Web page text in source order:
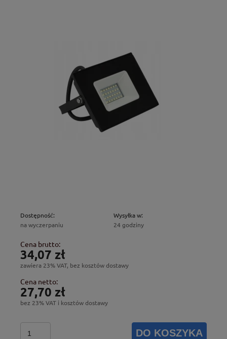
Dostępność:
na wyczerpaniu
Wysyłka w:
24 godziny
Cena brutto:
34,07 zł
zawiera 23% VAT, bez kosztów dostawy
Cena netto:
27,70 zł
bez 23% VAT i kosztów dostawy
DO KOSZYKA